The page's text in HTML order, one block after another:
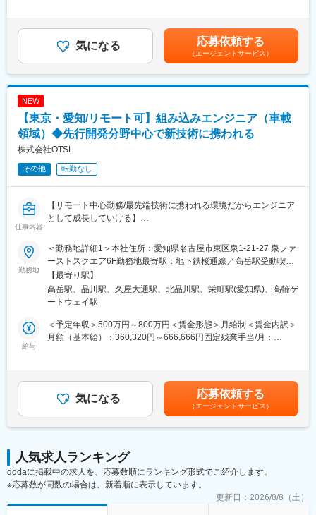
し、AIやIoTなどの技術革新に対応しています。
＜教育・研修体制＞
長年構築してきた教育・研修体制により、エンジニアは常に顧客
のニーズに応えられるよう最新技術を学び続けています。現役エ
ンジニアが講師を務め、実用性の高いスキル・知識を教育し、戦
力となる人材を育成します。さらに、コミュニケーション力や業
献しています。
変更の範囲：会社の定める業務
C または C++
【職場環境】
メンバーは10名程度です。20代のエンジニアも活躍中。
オフィスワークのみですが、駅チカで通いやすい環境です。
【その他のポイント】
要件定義や基本設計は経験を積んでいただければ今後スキルアッ
プも可能です。
社内には別部隊もございますので、ご本人様の希望により業務を
変えてスキルアップすることも可能です。
(別部隊ではPythonやＳＱＬでの開発業務がございます)
■当ポジションの魅力：
（1）フォロー体制
はありません。
・月に1回のペースを目安に面談を実施しておりますが、個人に合
わせて面談のペースは調整しています。
（2）月報システムの導入
請していただくシステムを導入しています。
・月報の内容次第では、すぐにサポートに入れる体制が整ってい
（3）安心の評価制度
・当社は職能によるグレード制で、年間目標を設定し評価を行う
制度を取り入れています。
・自己評価の上に、就業先で実施するアンケートや担当者へのヒ
・評価基準やプロセスが明確で、がんばりがきちんと評価されま
す。
・当社は(株)富士テクノホールディングス（東証TOKYO Pro
通じて上下する可能性があります。月給(月額)は固定手当を含めた
表記です。気になる 応募依頼する
（エージェントサービス）
NEW
【東京・愛知/リモート可】組み込みエンジニア（車載
領域）◆先行開発分野中心で新技術に携われる
株式会社OTSL
その他 転勤なし
仕事内容
【リモート中心勤務/最先端技術に携われる環境だからエンジニア
として成長していける】
■業務内容：
自動運転/MaaS/EV など、大きな変革期にある車載システム領域
の先行開発案件を中心に、顧客の本質的な課題を明らかにし構
想・アーキテクチャ設計および設計・実装、評価までを一貫して
担っていただきます。
単なる仕様書通りの開発ではなく、「あるべき姿は何か」「将来
を見据えた最適解は何か」を考え、顧客に対して構想や技術選定
・顧客課題のヒアリング、背景理解
・本質的課題の定義および対策方針の検討
車載側だけでなく、エッジ・クラウド（AWS）を含めたシステム
全体を視野に入れ、ネットワーク、仮想化、セキュリティ、
CI/CD、AUTOSAR、Linuxなど幅広い技術を組み合わせながら課
勤務地
＜勤務地詳細1＞本社住所：愛知県名古屋市東区泉1-21-27 泉ファ
ーストスクエア6F勤務地最寄駅：地下鉄桜通線／高岳駅受動喫煙
対策：屋内全面禁煙＜勤務地詳細2＞東京オフィス住所：東京都港
区港南 2ー4ー15 品川KS ビル 7F勤務地最寄駅：山の手線／品川
駅受動喫煙対策：敷地内喫煙可能場所あり変更の範囲：会社の定
【最寄り駅】
高岳駅、品川駅、久屋大通駅、北品川駅、栄町駅(愛知県)、高輪ゲ
ートウェイ駅
給与
＜予定年収＞500万円～800万円＜賃金形態＞月給制＜賃金内訳＞
月額（基本給）：360,320円～666,666円固定残業手当/月：
専門業務型裁量労働制（1日9時間）固定残業手当は1時間/日分で
計算しますので、月の営業日数により変動いたします。上記は月
20営業日の場合の想定金額となります。賃金はあくまでも目安の
金額であり、選考を通じて上下する可能性があります。月給(月額)
気になる 応募依頼する
（エージェントサービス）
人気求人ランキング
dodaに掲載中の求人を、応募数順にランキング形式でご紹介します。
※応募数が同数の場合は、新着順に表示しています。
更新日： 2026/8/8（土）